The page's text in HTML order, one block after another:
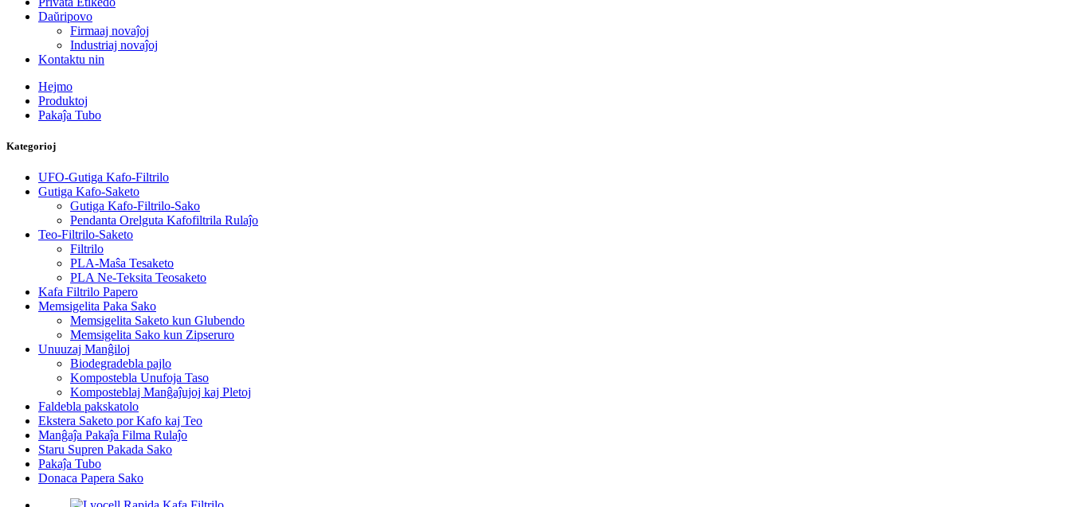
Daŭripovo
Firmaaj novaĵoj
Industriaj novaĵoj
Kontaktu nin
Hejmo
Produktoj
Pakaĵa Tubo
Kategorioj
UFO-Gutiga Kafo-Filtrilo
Gutiga Kafo-Saketo
Gutiga Kafo-Filtrilo-Sako
Pendanta Orelguta Kafofiltrila Rulaĵo
Teo-Filtrilo-Saketo
Filtrilo
PLA-Maŝa Tesaketo
PLA Ne-Teksita Teosaketo
Kafa Filtrilo Papero
Memsigelita Paka Sako
Memsigelita Saketo kun Glubendo
Memsigelita Sako kun Zipseruro
Unuuzaj Manĝiloj
Biodegradebla pajlo
Kompostebla Unufoja Taso
Komposteblaj Manĝaĵujoj kaj Pletoj
Faldebla pakskatolo
Ekstera Saketo por Kafo kaj Teo
Manĝaĵa Pakaĵa Filma Rulaĵo
Staru Supren Pakada Sako
Pakaĵa Tubo
Donaca Papera Sako